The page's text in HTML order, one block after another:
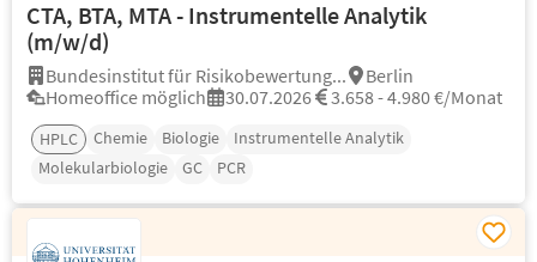
CTA, BTA, MTA - Instrumentelle Analytik
(m/w/d)
Bundesinstitut für Risikobewertung...
Berlin
Homeoffice möglich
30.07.2026 3.658 - 4.980 €/Monat
HPLC Chemie Biologie
Instrumentelle Analytik
Molekularbiologie
GC PCR